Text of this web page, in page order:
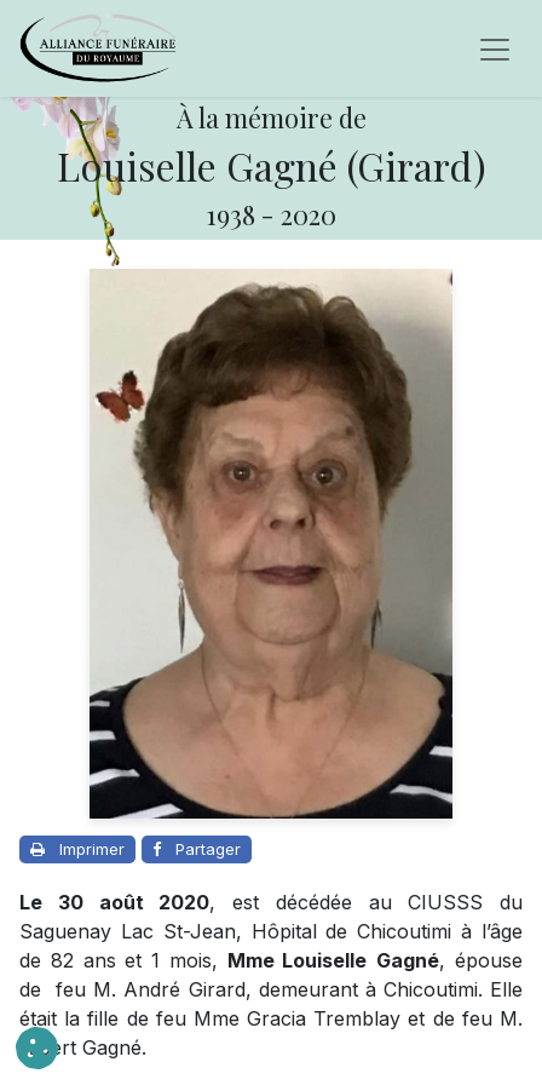
À la mémoire de
Louiselle Gagné (Girard)
1938 - 2020
Imprimer Partager
Le 30 août 2020, est décédée au CIUSSS du
Saguenay Lac St-Jean, Hôpital de Chicoutimi à l’âge
de 82 ans et 1 mois, Mme Louiselle Gagné, épouse
de feu M. André Girard, demeurant à Chicoutimi. Elle
était la fille de feu Mme Gracia Tremblay et de feu M.
Albert Gagné.